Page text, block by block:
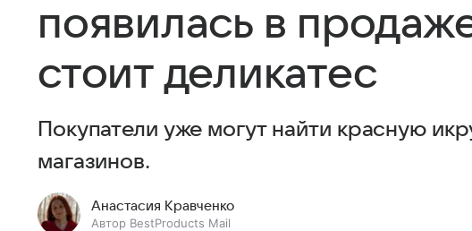
появилась в
стоит деликатес
Покупатели уже могут найти красную
магазинов.
Анастасия Кравченко
Автор BestProducts Mail